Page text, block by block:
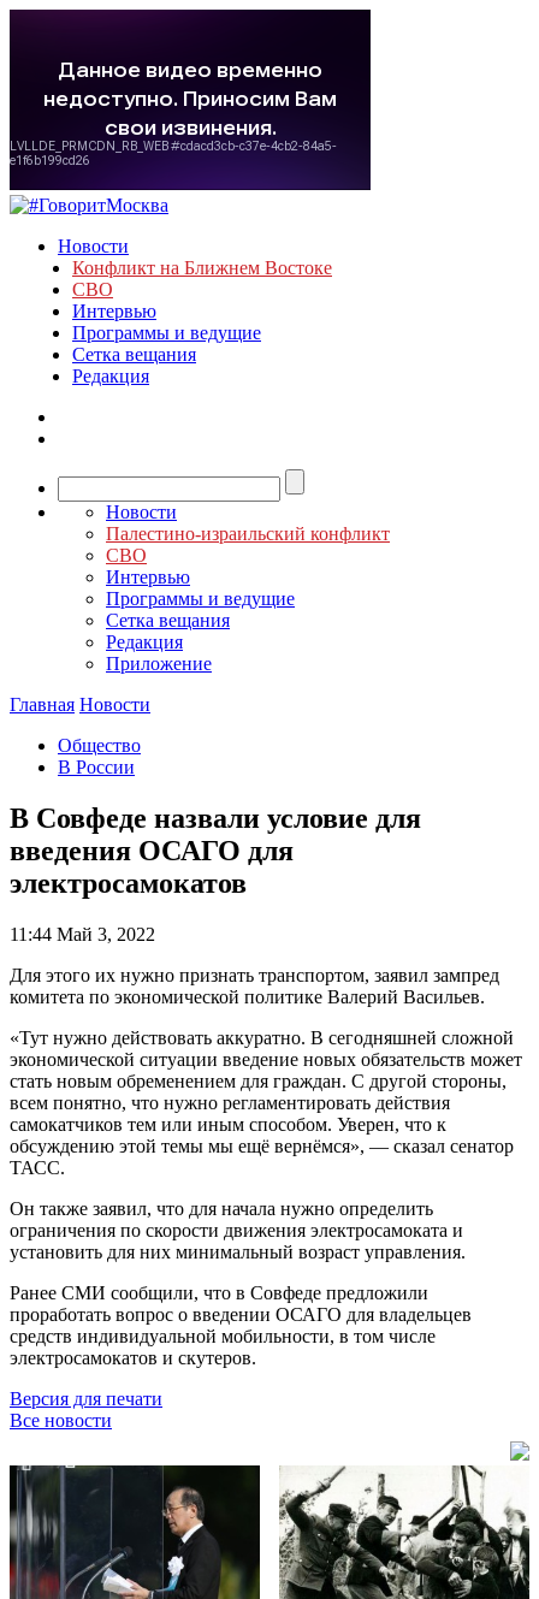
Новости
Конфликт на Ближнем Востоке
СВО
Интервью
Программы и ведущие
Сетка вещания
Редакция
Новости
Палестино-израильский конфликт
СВО
Интервью
Программы и ведущие
Сетка вещания
Редакция
Приложение
Главная Новости
Общество
В России
В Совфеде назвали условие для
введения ОСАГО для
электросамокатов
11:44 Май 3, 2022
Для этого их нужно признать транспортом, заявил зампред
комитета по экономической политике Валерий Васильев.
«Тут нужно действовать аккуратно. В сегодняшней сложной
экономической ситуации введение новых обязательств может
стать новым обременением для граждан. С другой стороны,
всем понятно, что нужно регламентировать действия
самокатчиков тем или иным способом. Уверен, что к
обсуждению этой темы мы ещё вернёмся», — сказал сенатор
ТАСС.
Он также заявил, что для начала нужно определить
ограничения по скорости движения электросамоката и
установить для них минимальный возраст управления.
Ранее СМИ сообщили, что в Совфеде предложили
проработать вопрос о введении ОСАГО для владельцев
средств индивидуальной мобильности, в том числе
электросамокатов и скутеров.
Версия для печати
Все новости